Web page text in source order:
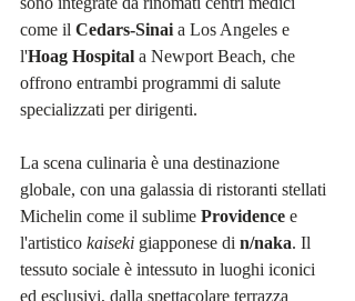
come il Cedars-Sinai a Los Angeles e
l'Hoag Hospital a Newport Beach, che
offrono entrambi programmi di salute
specializzati per dirigenti.
La scena culinaria è una destinazione
globale, con una galassia di ristoranti stellati
Michelin come il sublime Providence e
l'artistico kaiseki giapponese di n/naka. Il
tessuto sociale è intessuto in luoghi iconici
ed esclusivi, dalla spettacolare terrazza